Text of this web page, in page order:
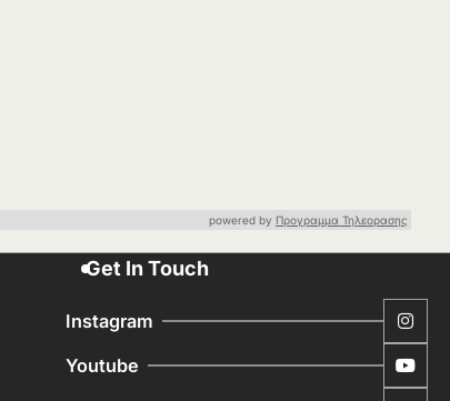
powered by Προγραμμα Τηλεορασης
Get In Touch
Instagram
Youtube